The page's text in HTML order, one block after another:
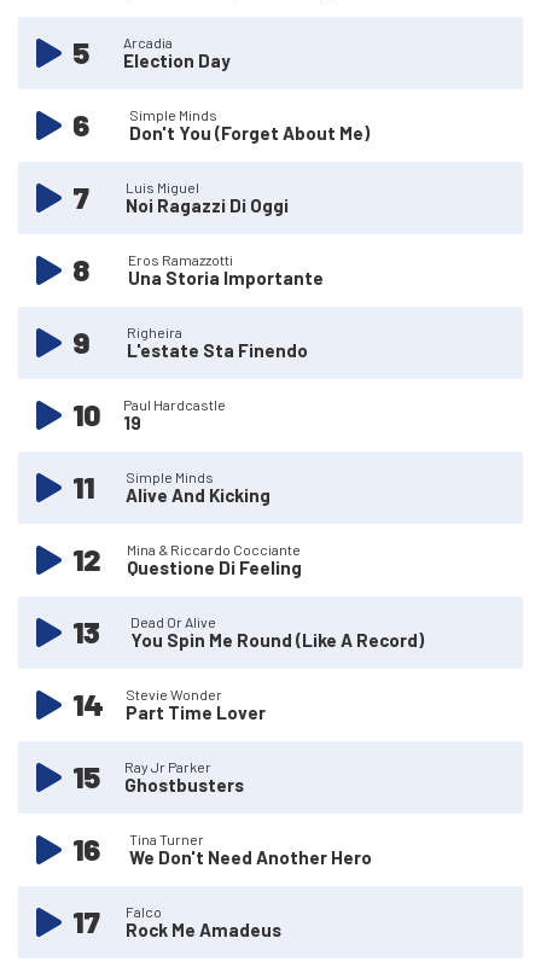
5 Arcadia
Election Day
6 Simple Minds
Don't You (Forget About Me)
7 Luis Miguel
Noi Ragazzi Di Oggi
8 Eros Ramazzotti
Una Storia Importante
9 Righeira
L'estate Sta Finendo
10 Paul Hardcastle
19
11 Simple Minds
Alive And Kicking
12 Mina & Riccardo Cocciante
Questione Di Feeling
13 Dead Or Alive
You Spin Me Round (Like A Record)
14 Stevie Wonder
Part Time Lover
15 Ray Jr Parker
Ghostbusters
16 Tina Turner
We Don't Need Another Hero
17 Falco
Rock Me Amadeus